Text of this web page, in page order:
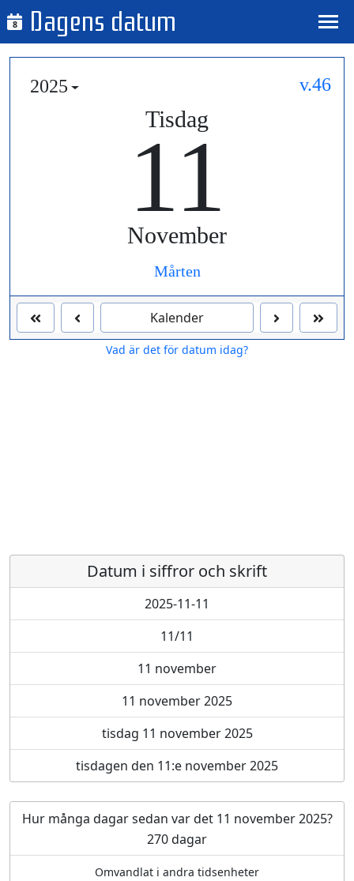
8 Dagens datum
2025 v.46
Tisdag
11
November
Mårten
Kalender
Vad är det för datum idag?
Datum i siffror och skrift
2025-11-11
11/11
11 november
11 november 2025
tisdag 11 november 2025
tisdagen den 11:e november 2025
Hur många dagar sedan var det 11 november 2025?
270 dagar
Omvandlat i andra tidsenheter